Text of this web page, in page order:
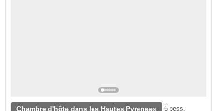
Chambre d'hôte dans les Hautes Pyrenees 5 pess.